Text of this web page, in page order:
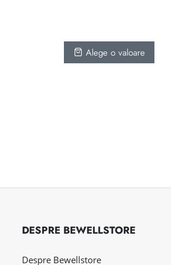
la
Alege o valoare
DESPRE BEWELLSTORE
Despre Bewellstore